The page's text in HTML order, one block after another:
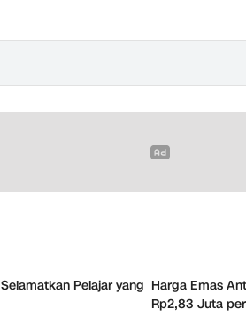
Pelajar yang Harga Emas
Rp2,83 Juta